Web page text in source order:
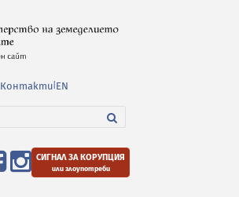
Контакти EN
СИГНАЛ ЗА КОРУПЦИЯ
или злоупотреби